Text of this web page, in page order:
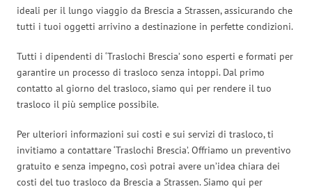
ideali per il lungo viaggio da Brescia a Strassen, assicurando che
tutti i tuoi oggetti arrivino a destinazione in perfette condizioni.
Tutti i dipendenti di ‘Traslochi Brescia’ sono esperti e formati per
garantire un processo di trasloco senza intoppi. Dal primo
contatto al giorno del trasloco, siamo qui per rendere il tuo
trasloco il più semplice possibile.
Per ulteriori informazioni sui costi e sui servizi di trasloco, ti
invitiamo a contattare ‘Traslochi Brescia’. Offriamo un preventivo
gratuito e senza impegno, così potrai avere un’idea chiara dei
costi del tuo trasloco da Brescia a Strassen. Siamo qui per